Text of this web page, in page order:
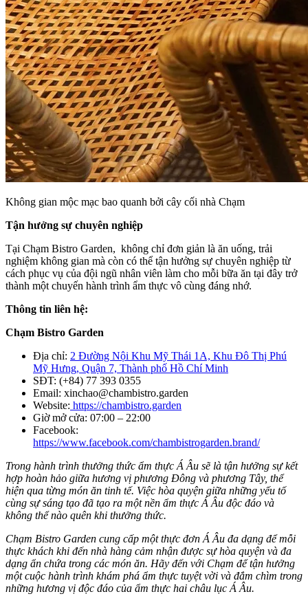
Không gian mộc mạc bao quanh bởi cây cối nhà Chạm
Tận hưởng sự chuyên nghiệp
Tại Chạm Bistro Garden, không chỉ đơn giản là ăn uống, trải
nghiệm không gian mà còn có thể tận hưởng sự chuyên nghiệp từ
cách phục vụ của đội ngũ nhân viên làm cho mỗi bữa ăn tại đây trở
thành một chuyến hành trình ẩm thực vô cùng đáng nhớ.
Thông tin liên hệ:
Chạm Bistro Garden
Địa chỉ: 2 Đường Nội Khu Mỹ Thái 1A, Khu Đô Thị Phú
Mỹ Hưng, Quận 7, Thành phố Hồ Chí Minh
SĐT: (+84) 77 393 0355
Email: xinchao@chambistro.garden
Website: https://chambistro.garden
Giờ mở cửa: 07:00 – 22:00
Facebook:
https://www.facebook.com/chambistrogarden.brand/
Trong hành trình thưởng thức ẩm thực Á Âu sẽ là tận hưởng sự kết
hợp hoàn hảo giữa hương vị phương Đông và phương Tây, thể
hiện qua từng món ăn tinh tế. Việc hòa quyện giữa những yếu tố
cùng sự sáng tạo đã tạo ra một nền ẩm thực Á Âu độc đáo và
không thể nào quên khi thưởng thức.
Chạm Bistro Garden cung cấp một thực đơn Á Âu đa dạng để mỗi
thực khách khi đến nhà hàng cảm nhận được sự hòa quyện và đa
dạng ẩn chứa trong các món ăn. Hãy đến với Chạm để tận hưởng
một cuộc hành trình khám phá ẩm thực tuyệt vời và đắm chìm trong
những hương vị độc đáo của ẩm thực hai châu lục Á Âu.